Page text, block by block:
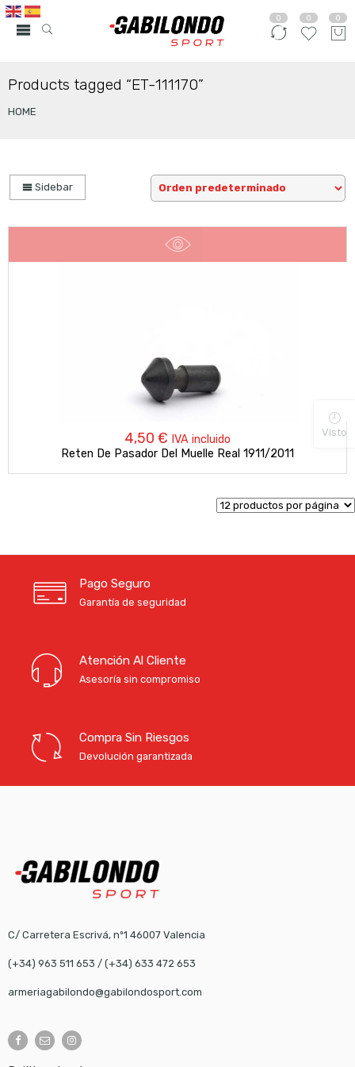
0 0 0
Products tagged “ET-111170”
HOME
Sidebar
4,50 € IVA incluido
Reten De Pasador Del Muelle Real 1911/2011
Pago Seguro
Garantía de seguridad
Atención Al Cliente
Asesoría sin compromiso
Compra Sin Riesgos
Devolución garantizada
C/ Carretera Escrivá, nº1 46007 Valencia
(+34) 963 511 653 / (+34) 633 472 653
armeriagabilondo@gabilondosport.com
Visto